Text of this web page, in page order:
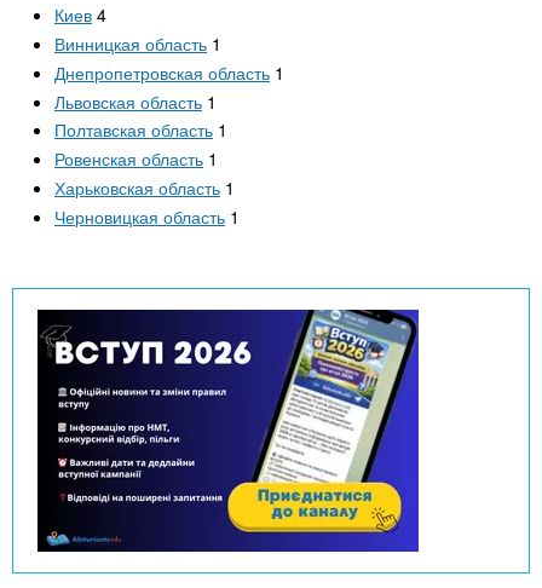
Киев 4
Винницкая область 1
Днепропетровская область 1
Львовская область 1
Полтавская область 1
Ровенская область 1
Харьковская область 1
Черновицкая область 1